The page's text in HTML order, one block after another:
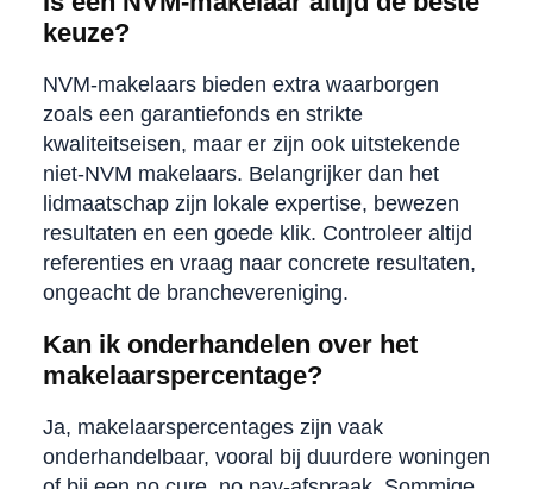
keuze?
NVM-makelaars bieden extra waarborgen
zoals een garantiefonds en strikte
kwaliteitseisen, maar er zijn ook uitstekende
niet-NVM makelaars. Belangrijker dan het
lidmaatschap zijn lokale expertise, bewezen
resultaten en een goede klik. Controleer altijd
referenties en vraag naar concrete resultaten,
ongeacht de branchevereniging.
Kan ik onderhandelen over het
makelaarspercentage?
Ja, makelaarspercentages zijn vaak
onderhandelbaar, vooral bij duurdere woningen